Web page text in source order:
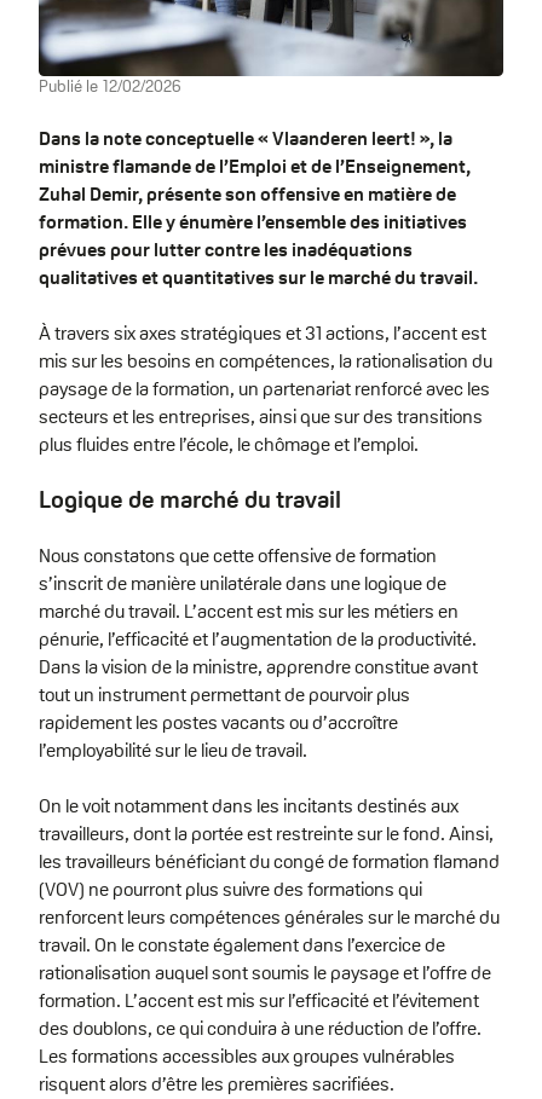
Publié le 12/02/2026
Dans la note conceptuelle « Vlaanderen leert! », la
ministre flamande de l’Emploi et de l’Enseignement,
Zuhal Demir, présente son offensive en matière de
formation. Elle y énumère l’ensemble des initiatives
prévues pour lutter contre les inadéquations
qualitatives et quantitatives sur le marché du travail.
À travers six axes stratégiques et 31 actions, l’accent est
mis sur les besoins en compétences, la rationalisation du
paysage de la formation, un partenariat renforcé avec les
secteurs et les entreprises, ainsi que sur des transitions
plus fluides entre l’école, le chômage et l’emploi.
Logique de marché du travail
Nous constatons que cette offensive de formation
s’inscrit de manière unilatérale dans une logique de
marché du travail. L’accent est mis sur les métiers en
pénurie, l’efficacité et l’augmentation de la productivité.
Dans la vision de la ministre, apprendre constitue avant
tout un instrument permettant de pourvoir plus
rapidement les postes vacants ou d’accroître
l’employabilité sur le lieu de travail.
On le voit notamment dans les incitants destinés aux
travailleurs, dont la portée est restreinte sur le fond. Ainsi,
les travailleurs bénéficiant du congé de formation flamand
(VOV) ne pourront plus suivre des formations qui
renforcent leurs compétences générales sur le marché du
travail. On le constate également dans l’exercice de
rationalisation auquel sont soumis le paysage et l’offre de
formation. L’accent est mis sur l’efficacité et l’évitement
des doublons, ce qui conduira à une réduction de l’offre.
Les formations accessibles aux groupes vulnérables
risquent alors d’être les premières sacrifiées.